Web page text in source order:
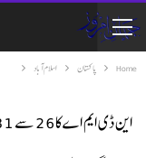
Home پاکستان اسلام آباد